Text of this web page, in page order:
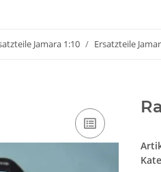
Jamara 1:10 Ersatzteile